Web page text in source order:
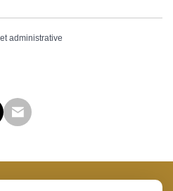
administrative